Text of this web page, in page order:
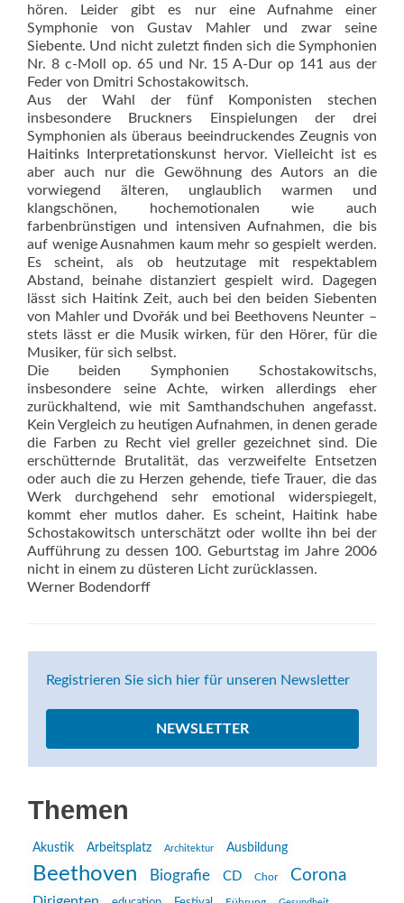
hören. Leider gibt es nur eine Aufnahme einer
Symphonie von Gustav Mahler und zwar seine
Siebente. Und nicht zuletzt finden sich die Symphonien
Nr. 8 c-Moll op. 65 und Nr. 15 A-Dur op 141 aus der
Feder von Dmitri Schostakowitsch.
Aus der Wahl der fünf Komponisten stechen
insbesondere Bruckners Einspielungen der drei
Symphonien als überaus beeindruckendes Zeugnis von
Haitinks Interpretationskunst hervor. Vielleicht ist es
aber auch nur die Gewöhnung des Autors an die
vorwiegend älteren, unglaublich warmen und
klangschönen, hochemotionalen wie auch
farbenbrünstigen und intensiven Aufnahmen, die bis
auf wenige Ausnahmen kaum mehr so gespielt werden.
Es scheint, als ob heutzutage mit respektablem
Abstand, beinahe distanziert gespielt wird. Dagegen
lässt sich Haitink Zeit, auch bei den beiden Siebenten
von Mahler und Dvořák und bei Beethovens Neunter –
stets lässt er die Musik wirken, für den Hörer, für die
Musiker, für sich selbst.
Die beiden Symphonien Schostakowitschs,
insbesondere seine Achte, wirken allerdings eher
zurückhaltend, wie mit Samthandschuhen angefasst.
Kein Vergleich zu heutigen Aufnahmen, in denen gerade
die Farben zu Recht viel greller gezeichnet sind. Die
erschütternde Brutalität, das verzweifelte Entsetzen
oder auch die zu Herzen gehende, tiefe Trauer, die das
Werk durchgehend sehr emotional widerspiegelt,
kommt eher mutlos daher. Es scheint, Haitink habe
Schostakowitsch unterschätzt oder wollte ihn bei der
Aufführung zu dessen 100. Geburtstag im Jahre 2006
nicht in einem zu düsteren Licht zurücklassen.
Werner Bodendorff
Registrieren Sie sich hier für unseren Newsletter
NEWSLETTER
Themen
Akustik Arbeitsplatz Architektur Ausbildung
Beethoven Biografie CD Chor Corona